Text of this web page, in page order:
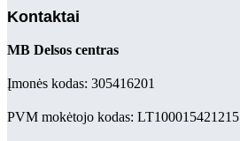
Kontaktai
MB Delsos centras
Įmonės kodas: 305416201
PVM mokėtojo kodas: LT100015421215